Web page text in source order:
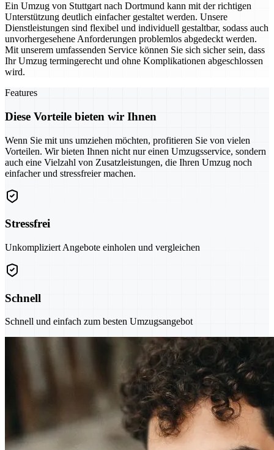
Ein Umzug von Stuttgart nach Dortmund kann mit der richtigen
Unterstützung deutlich einfacher gestaltet werden. Unsere
Dienstleistungen sind flexibel und individuell gestaltbar, sodass auch
unvorhergesehene Anforderungen problemlos abgedeckt werden.
Mit unserem umfassenden Service können Sie sich sicher sein, dass
Ihr Umzug termingerecht und ohne Komplikationen abgeschlossen
wird.
Features
Diese Vorteile bieten wir Ihnen
Wenn Sie mit uns umziehen möchten, profitieren Sie von vielen
Vorteilen. Wir bieten Ihnen nicht nur einen Umzugsservice, sondern
auch eine Vielzahl von Zusatzleistungen, die Ihren Umzug noch
einfacher und stressfreier machen.
Stressfrei
Unkompliziert Angebote einholen und vergleichen
Schnell
Schnell und einfach zum besten Umzugsangebot